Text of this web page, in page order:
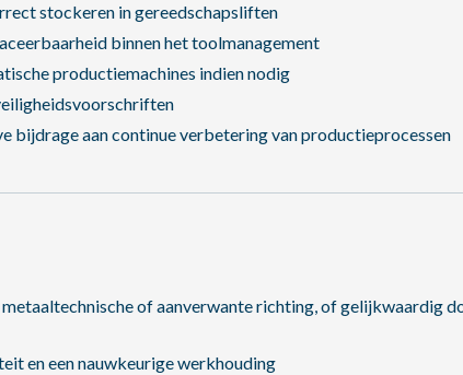
stockeren in gereedschapsliften
binnen het toolmanagement
productiemachines indien nodig
bijdrage aan continue verbetering van productieprocessen
metaaltechnische of aanverwante richting, of gelijkwaardig
en een nauwkeurige werkhouding